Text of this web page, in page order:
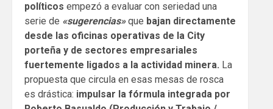
políticos empezó a evaluar con seriedad una
serie de «sugerencias»que bajan directamente
desde las oficinas operativas de la City
porteña y de sectores empresariales
fuertemente ligados a la actividad minera. La
propuesta que circula en esas mesas de rosca
es drástica: impulsar la fórmula integrada por